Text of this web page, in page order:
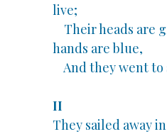
live;
Their heads are
hands are blue,
And they went to
II
They sailed away